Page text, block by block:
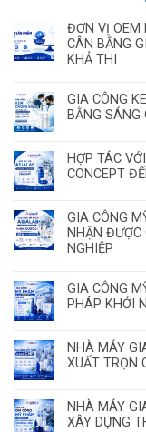
ĐƠN VỊ OEM
CÂN BẰNG
KHẢ THI
GIA CÔNG
BẰNG
HỢP TÁC
CONCEPT
GIA CÔNG
NHẬN ĐƯỢC
NGHIỆP
GIA CÔNG
PHÁP KHỞI
NHÀ MÁY
XUẤT TRỌN
NHÀ MÁY
XÂY DỰNG